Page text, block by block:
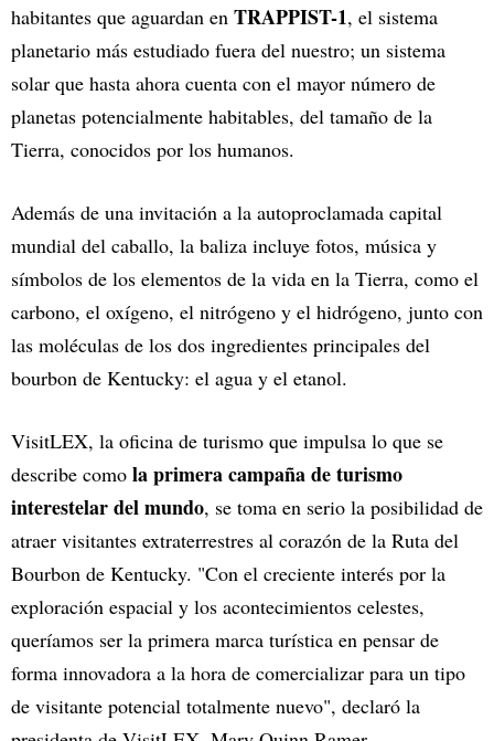
habitantes que aguardan en TRAPPIST-1, el sistema
planetario más estudiado fuera del nuestro; un sistema
solar que hasta ahora cuenta con el mayor número de
planetas potencialmente habitables, del tamaño de la
Tierra, conocidos por los humanos.
Además de una invitación a la autoproclamada capital
mundial del caballo, la baliza incluye fotos, música y
símbolos de los elementos de la vida en la Tierra, como el
carbono, el oxígeno, el nitrógeno y el hidrógeno, junto con
las moléculas de los dos ingredientes principales del
bourbon de Kentucky: el agua y el etanol.
VisitLEX, la oficina de turismo que impulsa lo que se
describe como la primera campaña de turismo
interestelar del mundo, se toma en serio la posibilidad de
atraer visitantes extraterrestres al corazón de la Ruta del
Bourbon de Kentucky. "Con el creciente interés por la
exploración espacial y los acontecimientos celestes,
queríamos ser la primera marca turística en pensar de
forma innovadora a la hora de comercializar para un tipo
de visitante potencial totalmente nuevo", declaró la